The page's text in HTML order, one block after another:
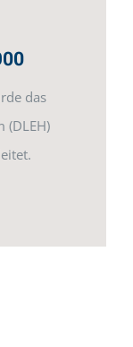
das
(DLEH)